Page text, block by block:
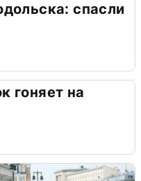
спасли
гоняет на